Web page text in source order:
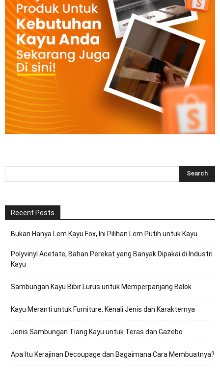
Recent Posts
Bukan Hanya Lem Kayu Fox, Ini Pilihan Lem Putih untuk Kayu
Polyvinyl Acetate, Bahan Perekat yang Banyak Dipakai di Industri
Kayu
Sambungan Kayu Bibir Lurus untuk Memperpanjang Balok
Kayu Meranti untuk Furniture, Kenali Jenis dan Karakternya
Jenis Sambungan Tiang Kayu untuk Teras dan Gazebo
Apa Itu Kerajinan Decoupage dan Bagaimana Cara Membuatnya?